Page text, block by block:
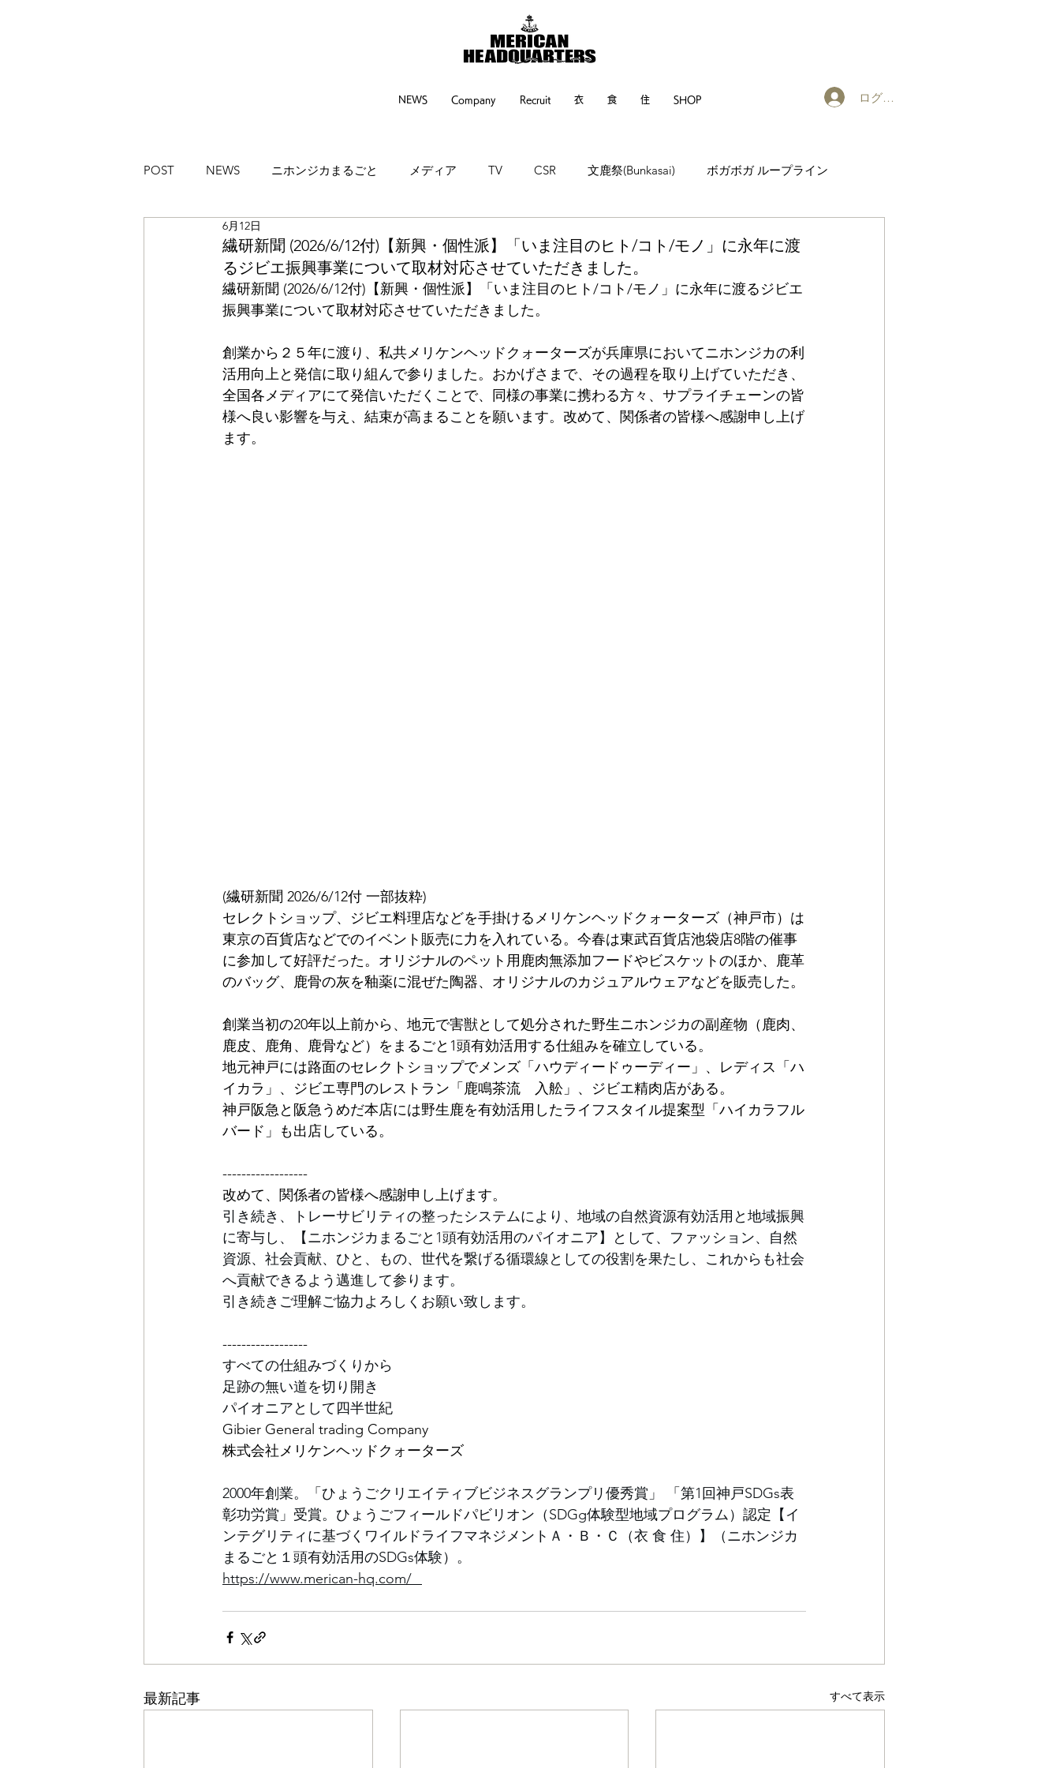
NEWS Company Recruit 衣 食 住 SHOP ログイン
POST NEWS ニホンジカまるごと メディア TV CSR 文鹿祭(Bunkasai) ボガボガ ループライン
ハイカラブルバード
繊研新聞 (2026/6/12付)【新興・個性派】「いま注目のヒト/コト/モノ」に永年に渡
るジビエ振興事業について取材対応させていただきました。
6月12日
繊研新聞 (2026/6/12付)【新興・個性派】「いま注目のヒト/コト/モノ」に永年に渡るジビエ
振興事業について取材対応させていただきました。
創業から２５年に渡り、私共メリケンヘッドクォーターズが兵庫県においてニホンジカの利
活用向上と発信に取り組んで参りました。おかげさまで、その過程を取り上げていただき、
全国各メディアにて発信いただくことで、同様の事業に携わる方々、サプライチェーンの皆
様へ良い影響を与え、結束が高まることを願います。改めて、関係者の皆様へ感謝申し上げ
ます。
(繊研新聞 2026/6/12付 一部抜粋)
セレクトショップ、ジビエ料理店などを手掛けるメリケンヘッドクォーターズ（神戸市）は
東京の百貨店などでのイベント販売に力を入れている。今春は東武百貨店池袋店8階の催事
に参加して好評だった。オリジナルのペット用鹿肉無添加フードやビスケットのほか、鹿革
のバッグ、鹿骨の灰を釉薬に混ぜた陶器、オリジナルのカジュアルウェアなどを販売した。
創業当初の20年以上前から、地元で害獣として処分された野生ニホンジカの副産物（鹿肉、
鹿皮、鹿角、鹿骨など）をまるごと1頭有効活用する仕組みを確立している。
地元神戸には路面のセレクトショップでメンズ「ハウディードゥーディー」、レディス「ハ
イカラ」、ジビエ専門のレストラン「鹿鳴茶流　入舩」、ジビエ精肉店がある。
神戸阪急と阪急うめだ本店には野生鹿を有効活用したライフスタイル提案型「ハイカラフル
バード」も出店している。
------------------
改めて、関係者の皆様へ感謝申し上げます。
引き続き、トレーサビリティの整ったシステムにより、地域の自然資源有効活用と地域振興
に寄与し、【ニホンジカまるごと1頭有効活用のパイオニア】として、ファッション、自然
資源、社会貢献、ひと、もの、世代を繋げる循環線としての役割を果たし、これからも社会
へ貢献できるよう邁進して参ります。⠀
引き続きご理解ご協力よろしくお願い致します。
------------------
すべての仕組みづくりから⠀
足跡の無い道を切り開き⠀
パイオニアとして四半世紀​
Gibier General trading Company⠀
株式会社メリケンヘッドクォーターズ
2000年創業。「ひょうごクリエイティブビジネスグランプリ優秀賞」 「第1回神戸SDGs表
彰功労賞」受賞。ひょうごフィールドパビリオン（SDGg体験型地域プログラム）認定【イ
ンテグリティに基づくワイルドライフマネジメントＡ・Ｂ・Ｃ（衣 食 住）】（ニホンジカ
まるごと１頭有効活用のSDGs体験）。⠀
https://www.merican-hq.com/⠀
最新記事 すべて表示